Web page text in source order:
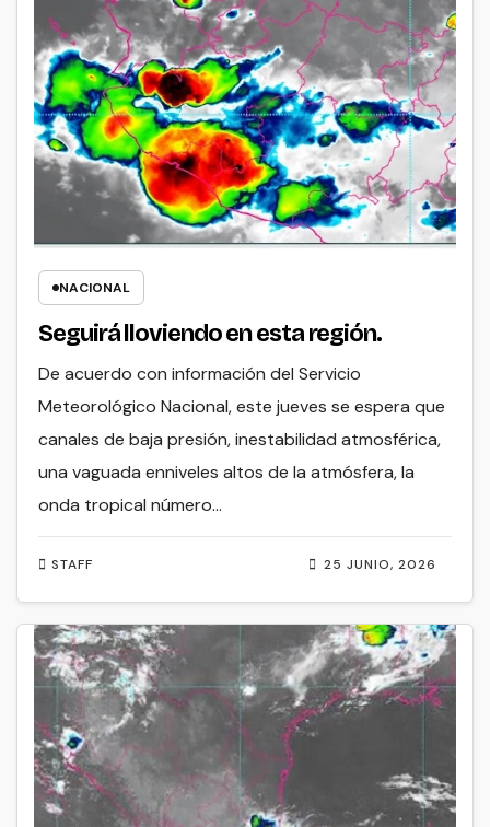
NACIONAL
Seguirá lloviendo en esta región.
25 JUNIO, 2026
STAFF
De acuerdo con información del Servicio
Meteorológico Nacional, este jueves se espera que
canales de baja presión, inestabilidad atmosférica,
una vaguada enniveles altos de la atmósfera, la
onda tropical número…